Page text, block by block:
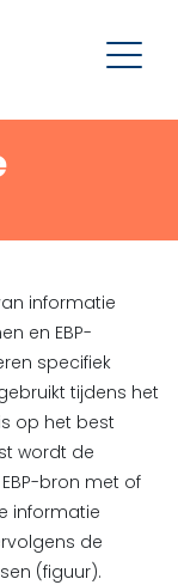
informatie
en EBP-
specifiek
tijdens het
op het best
wordt de
bron met of
informatie
de
(figuur).